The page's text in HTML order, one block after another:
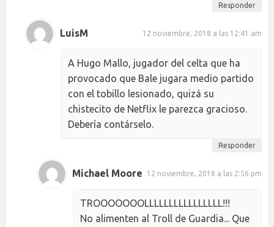
Responder
LuisM 12 noviembre, 2018 a las 12:41 am
A Hugo Mallo, jugador del celta que ha
provocado que Bale jugara medio partido
con el tobillo lesionado, quizá su
chistecito de Netflix le parezca gracioso.
Debería contárselo.
Responder
Michael Moore 12 noviembre, 2018 a las 2:56 pm
TROOOOOOOLLLLLLLLLLLLLLLL!!!
No alimenten al Troll de Guardia... Que